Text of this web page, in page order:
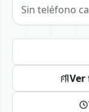
Sin teléfono
Ver